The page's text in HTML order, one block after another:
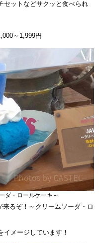
セットなどサクッと食べられ
～1,999円
ダ・ロールケーキ～
るぞ！～クリームソーダ・ロ
メージしています！